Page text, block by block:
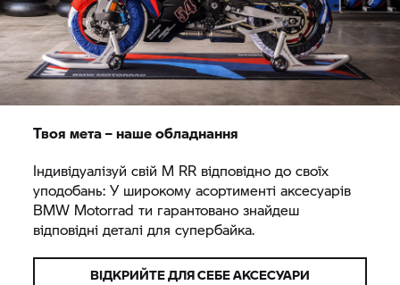
Твоя мета – наше обладнання
Індивідуалізуй свій M RR відповідно до своїх
уподобань: У широкому асортименті аксесуарів
BMW Motorrad ти гарантовано знайдеш
відповідні деталі для супербайка.
ВІДКРИЙТЕ ДЛЯ СЕБЕ АКСЕСУАРИ